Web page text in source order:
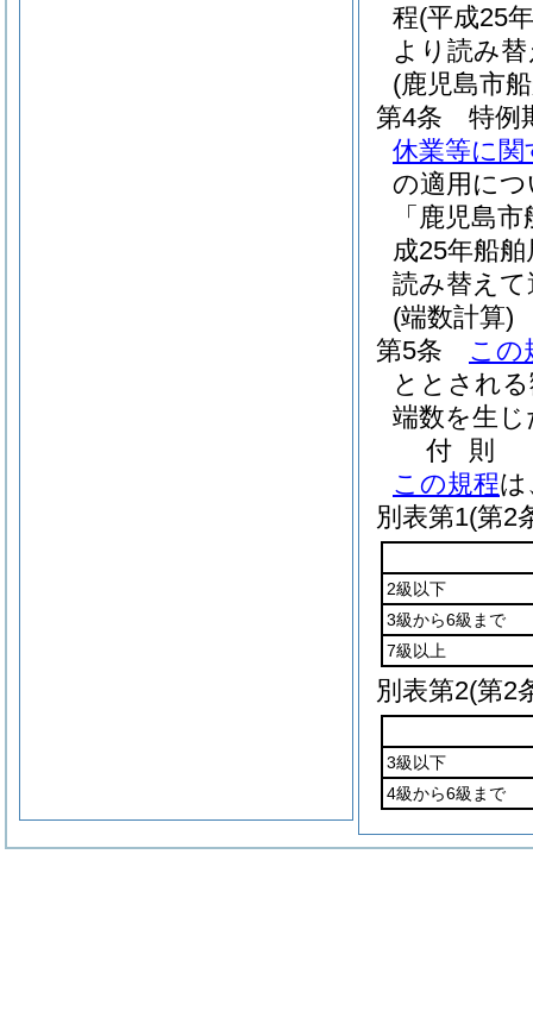
程(平成25
より読み
(鹿児島市
第4条
特例
休業等に関
の適用に
「鹿児島
成25年船
読み替え
(端数計算)
第5条
この
ととされ
端数を生
付 則
この規程は
別表第1(第2
2級以下
3級から6級まで
7級以上
別表第2(第2
3級以下
4級から6級まで